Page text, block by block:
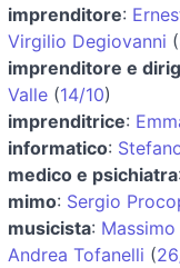
imprenditore:
Virgilio Degiovanni (
imprenditore e
Valle (14/10)
imprenditrice:
informatico:
medico e psichiatra:
mimo: Sergio
musicista:
Andrea Tofanelli (